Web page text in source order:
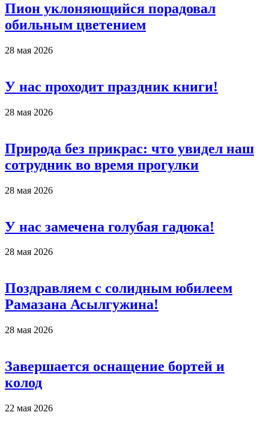
Пион уклоняющийся порадовал
обильным цветением
28 мая 2026
У нас проходит праздник книги!
28 мая 2026
Природа без прикрас: что увидел наш
сотрудник во время прогулки
28 мая 2026
У нас замечена голубая гадюка!
28 мая 2026
Поздравляем с солидным юбилеем
Рамазана Асылгужина!
28 мая 2026
Завершается оснащение бортей и
колод
22 мая 2026